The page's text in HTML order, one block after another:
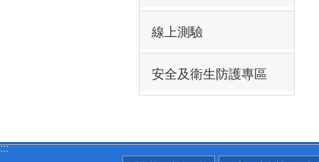
線上測驗
安全及衛生防護專區
:::